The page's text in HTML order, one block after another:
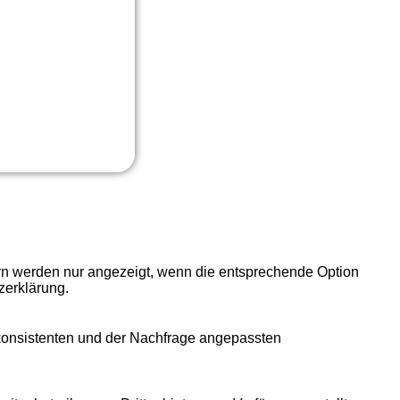
werden nur angezeigt, wenn die entsprechende Option
und der Nachfrage angepassten